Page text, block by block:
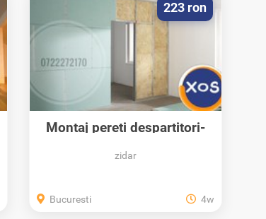
Montaj pereti despartitori-
zidar
223 ron
Bucuresti 4w